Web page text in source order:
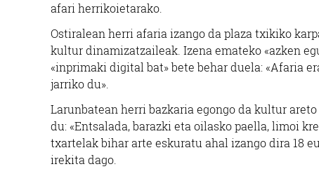
afari herrikoietarako.
Ostiralean herri afaria izango da plaza txikiko
kultur dinamizatzaileak. Izena emateko «azken
«inprimaki digital bat» bete behar duela: «Afaria
jarriko du».
Larunbatean herri bazkaria egongo da kultur
du: «Entsalada, barazki eta oilasko paella, limoi
txartelak bihar arte eskuratu ahal izango dira 18
irekita dago.